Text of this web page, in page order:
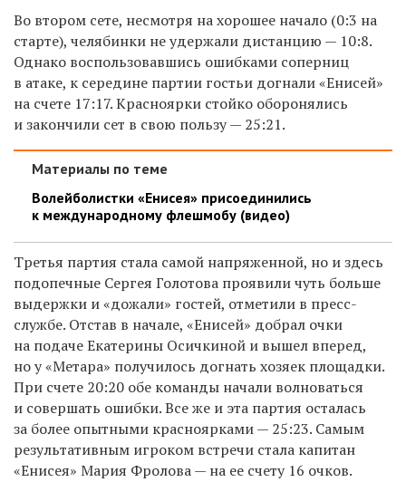
Во втором сете, несмотря на хорошее начало (0:3 на
старте), челябинки не удержали дистанцию — 10:8.
Однако воспользовавшись ошибками соперниц
в атаке, к середине партии гостьи догнали «Енисей»
на счете 17:17. Красноярки стойко оборонялись
и закончили сет в свою пользу — 25:21.
Материалы по теме
Волейболистки «Енисея» присоединились
к международному флешмобу (видео)
Третья партия стала самой напряженной, но и здесь
подопечные Сергея Голотова проявили чуть больше
выдержки и «дожали» гостей, отметили в пресс-
службе. Отстав в начале, «Енисей» добрал очки
на подаче Екатерины Осичкиной и вышел вперед,
но у «Метара» получилось догнать хозяек площадки.
При счете 20:20 обе команды начали волноваться
и совершать ошибки. Все же и эта партия осталась
за более опытными красноярками — 25:23. Самым
результативным игроком встречи стала капитан
«Енисея» Мария Фролова — на ее счету 16 очков.